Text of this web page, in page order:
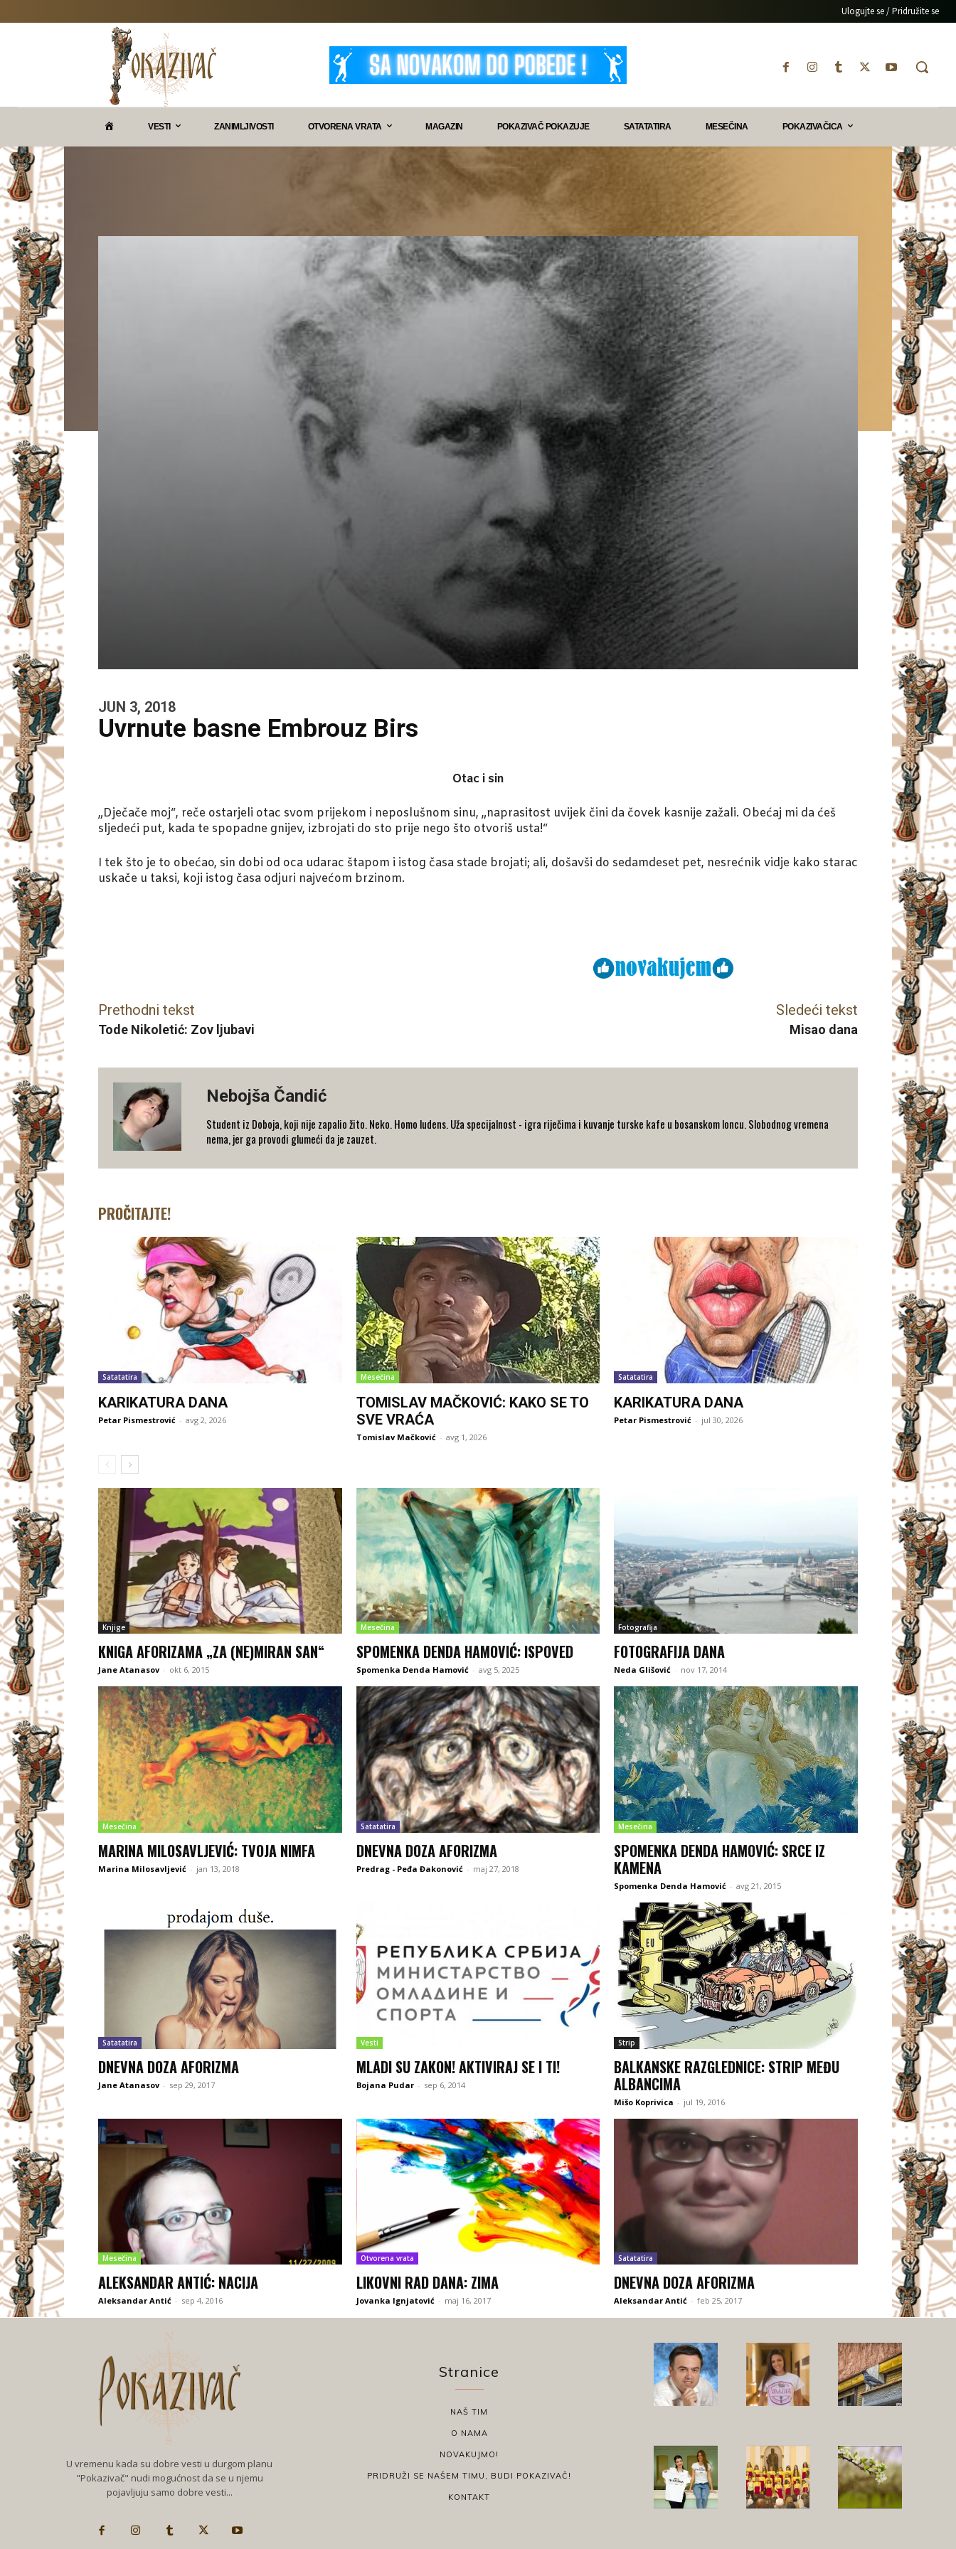
Ulogujte se / Pridružite se
VESTI ZANIMLJIVOSTI OTVORENA VRATA MAGAZIN POKAZIVAČ POKAZUJE SATATATIRA MESEČINA POKAZIVAČICA
JUN 3, 2018
Uvrnute basne Embrouz Birs
Otac i sin
„Dječače moj“, reče ostarjeli otac svom prijekom i neposlušnom sinu, „naprasitost uvijek čini da čovek kasnije zažali. Obećaj mi da ćeš
sljedeći put, kada te spopadne gnijev, izbrojati do sto prije nego što otvoriš usta!“
I tek što je to obećao, sin dobi od oca udarac štapom i istog časa stade brojati; ali, došavši do sedamdeset pet, nesrećnik vidje kako starac
uskače u taksi, koji istog časa odjuri najvećom brzinom.
Prethodni tekst
Tode Nikoletić: Zov ljubavi
Sledeći tekst
Misao dana
Nebojša Čandić
Student iz Doboja, koji nije zapalio žito. Neko. Homo ludens. Uža specijalnost - igra riječima i kuvanje turske kafe u bosanskom loncu. Slobodnog vremena
nema, jer ga provodi glumeći da je zauzet.
PROČITAJTE!
Satatatira
KARIKATURA DANA
Petar Pismestrović - avg 2, 2026
Mesečina
TOMISLAV MAČKOVIĆ: KAKO SE TO
SVE VRAĆA
Tomislav Mačković - avg 1, 2026
Satatatira
KARIKATURA DANA
Petar Pismestrović - jul 30, 2026
Knjige
KNIGA AFORIZAMA „ZA (NE)MIRAN SAN“
Jane Atanasov - okt 6, 2015
Mesečina
SPOMENKA DENDA HAMOVIĆ: ISPOVED
Spomenka Denda Hamović - avg 5, 2025
Fotografija
FOTOGRAFIJA DANA
Neda Glišović - nov 17, 2014
Mesečina
MARINA MILOSAVLJEVIĆ: TVOJA NIMFA
Marina Milosavljević - jan 13, 2018
Satatatira
DNEVNA DOZA AFORIZMA
Predrag - Peđa Đakonović - maj 27, 2018
Mesečina
SPOMENKA DENDA HAMOVIĆ: SRCE IZ
KAMENA
Spomenka Denda Hamović - avg 21, 2015
Satatatira
DNEVNA DOZA AFORIZMA
Jane Atanasov - sep 29, 2017
Vesti
MLADI SU ZAKON! AKTIVIRAJ SE I TI!
Bojana Pudar - sep 6, 2014
Strip
BALKANSKE RAZGLEDNICE: STRIP MEĐU
ALBANCIMA
Mišo Koprivica - jul 19, 2016
Mesečina
ALEKSANDAR ANTIĆ: NACIJA
Aleksandar Antić - sep 4, 2016
Otvorena vrata
LIKOVNI RAD DANA: ZIMA
Jovanka Ignjatović - maj 16, 2017
Satatatira
DNEVNA DOZA AFORIZMA
Aleksandar Antić - feb 25, 2017
U vremenu kada su dobre vesti u durgom planu
"Pokazivač" nudi mogućnost da se u njemu
pojavljuju samo dobre vesti...
Stranice
NAŠ TIM
O NAMA
NOVAKUJMO!
PRIDRUŽI SE NAŠEM TIMU, BUDI POKAZIVAČ!
KONTAKT